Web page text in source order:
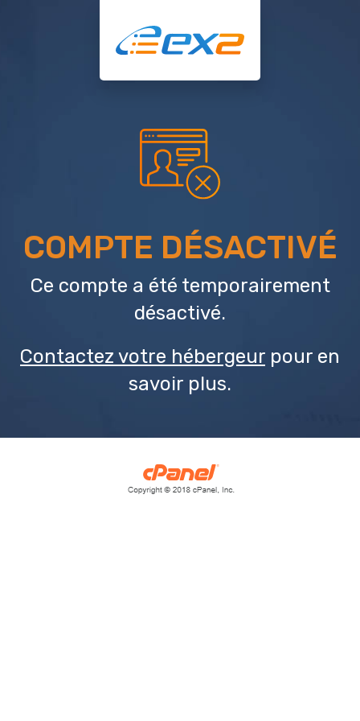
COMPTE DÉSACTIVÉ
Ce compte a été temporairement
désactivé.
Contactez votre hébergeur pour en
savoir plus.